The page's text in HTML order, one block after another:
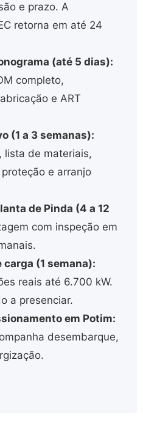
e prazo. A
retorna em até 24
(até 5 dias):
completo,
e ART
(1 a 3 semanas):
lista de materiais,
e arranjo
de Pinda (4 a 12
com inspeção em
carga (1 semana):
reais até 6.700 kW.
a presenciar.
em Potim:
desembarque,